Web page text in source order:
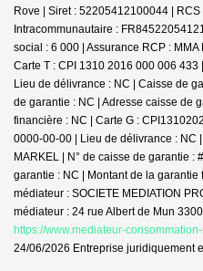
Rove | Siret : 52205412100044 |
Intracommunautaire :
social : 6 000 | Assurance RCP :
Carte T : CPI 1310 2016 000 006
Lieu de délivrance : NC | Caisse de
de garantie : NC | Adresse caisse de
financière : NC | Carte G :
0000-00-00 | Lieu de délivrance : NC
MARKEL | N° de caisse de garantie :
garantie : NC | Montant de la garantie
médiateur : SOCIETE MEDIATION
médiateur : 24 rue Albert de Mun
https://www.mediateur-
24/06/2026 Entreprise juridiquement